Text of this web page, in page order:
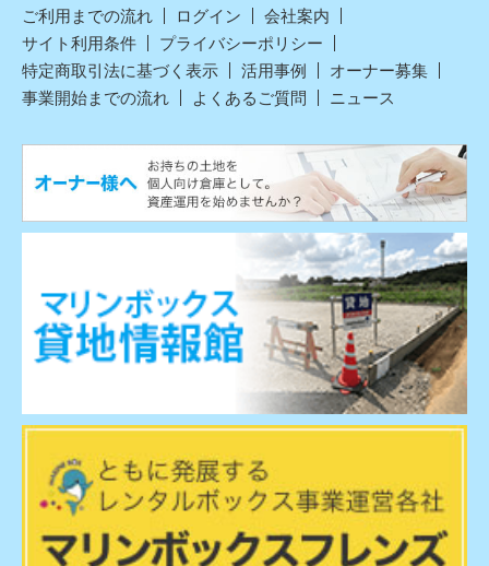
ご利用までの流れ
ログイン
会社案内
サイト利用条件
プライバシーポリシー
特定商取引法に基づく表示
活用事例
オーナー募集
事業開始までの流れ
よくあるご質問 ニュース